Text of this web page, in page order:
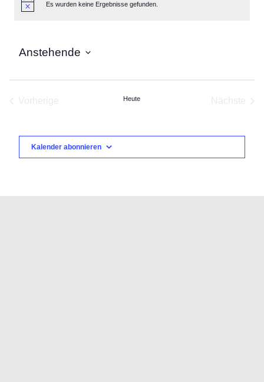
Hinweis Es wurden keine Ergebnisse gefunden.
Anstehende
Heute
Kalender abonnieren